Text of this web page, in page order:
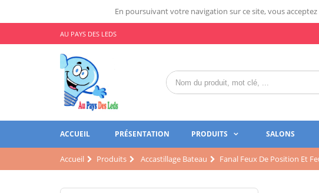
En poursuivant votre navigation sur ce site, vous
AU PAYS DES LEDS
ACCUEIL PRÉSENTATION PRODUITS SALONS
Accueil Produits Accastillage Bateau Fanal Feux De Position Et